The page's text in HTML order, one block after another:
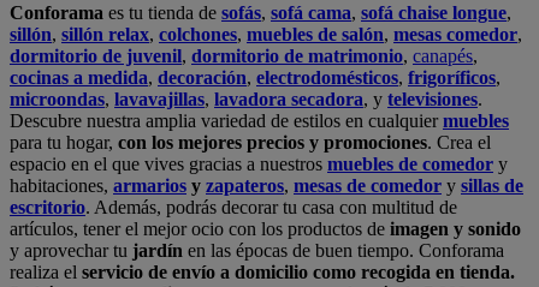
Conforama es tu tienda de sofás, sofá cama, sofá chaise longue,
sillón, sillón relax, colchones, muebles de salón, mesas comedor,
dormitorio de juvenil, dormitorio de matrimonio, canapés,
cocinas a medida, decoración, electrodomésticos, frigoríficos,
microondas, lavavajillas, lavadora secadora, y televisiones.
Descubre nuestra amplia variedad de estilos en cualquiermuebles
para tu hogar, con los mejores precios y promociones. Crea el
espacio en el que vives gracias a nuestros muebles de comedor y
habitaciones, armarios y zapateros, mesas de comedor y sillas de
escritorio. Además, podrás decorar tu casa con multitud de
artículos, tener el mejor ocio con los productos de imagen y sonido
y aprovechar tu jardín en las épocas de buen tiempo. Conforama
realiza el servicio de envío a domicilio como recogida en tienda.